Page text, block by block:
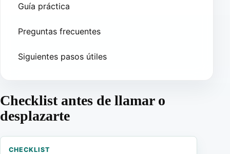
Guía práctica
Preguntas frecuentes
Siguientes pasos útiles
Checklist antes de llamar o
desplazarte
CHECKLIST